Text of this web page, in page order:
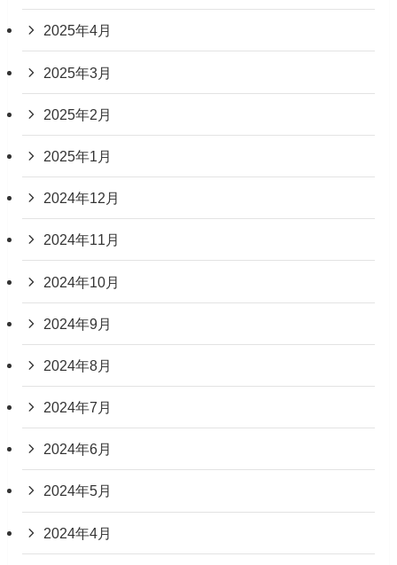
2025年4月
2025年3月
2025年2月
2025年1月
2024年12月
2024年11月
2024年10月
2024年9月
2024年8月
2024年7月
2024年6月
2024年5月
2024年4月